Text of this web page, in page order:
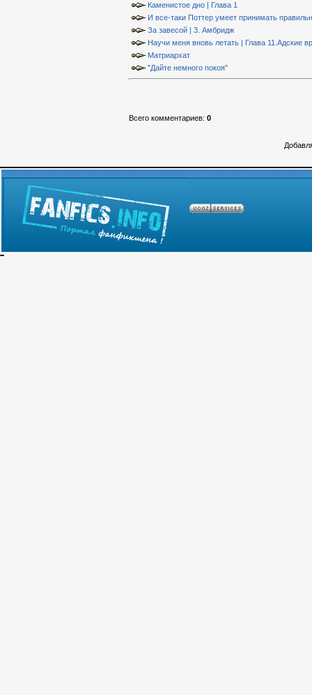
Каменистое дно | Глава 1
И все-таки Поттер умеет принимать
За завесой | 3. Амбридж
Научи меня вновь летать | Глава 11.Адские
Матриархат
"Дайте немного покоя"
Всего комментариев: 0